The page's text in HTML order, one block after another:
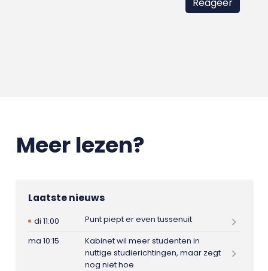
Meer lezen?
Laatste nieuws
di 11:00
Punt piept er even tussenuit
ma 10:15
Kabinet wil meer studenten in
nuttige studierichtingen, maar zegt
nog niet hoe